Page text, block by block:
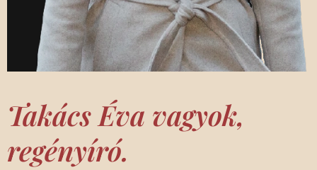
Takács Éva vagyok,
regényíró.